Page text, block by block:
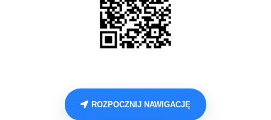
ROZPOCZNIJ NAWIGACJĘ